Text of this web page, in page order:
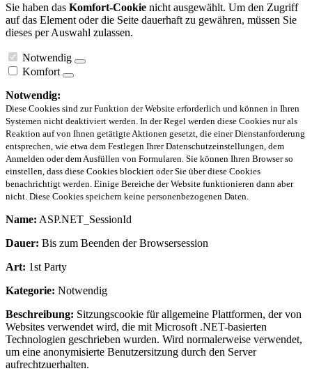
Sie haben das Komfort-Cookie nicht ausgewählt. Um den Zugriff
auf das Element oder die Seite dauerhaft zu gewähren, müssen Sie
dieses per Auswahl zulassen.
Notwendig
Komfort
Notwendig:
Diese Cookies sind zur Funktion der Website erforderlich und können in Ihren
Systemen nicht deaktiviert werden. In der Regel werden diese Cookies nur als
Reaktion auf von Ihnen getätigte Aktionen gesetzt, die einer Dienstanforderung
entsprechen, wie etwa dem Festlegen Ihrer Datenschutzeinstellungen, dem
Anmelden oder dem Ausfüllen von Formularen. Sie können Ihren Browser so
einstellen, dass diese Cookies blockiert oder Sie über diese Cookies
benachrichtigt werden. Einige Bereiche der Website funktionieren dann aber
nicht. Diese Cookies speichern keine personenbezogenen Daten.
Name: ASP.NET_SessionId
Dauer: Bis zum Beenden der Browsersession
Art: 1st Party
Kategorie: Notwendig
Beschreibung: Sitzungscookie für allgemeine Plattformen, der von
Websites verwendet wird, die mit Microsoft .NET-basierten
Technologien geschrieben wurden. Wird normalerweise verwendet,
um eine anonymisierte Benutzersitzung durch den Server
aufrechtzuerhalten.